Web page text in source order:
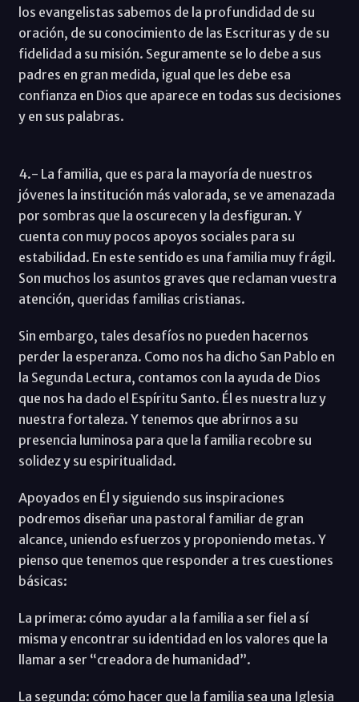
los evangelistas sabemos de la profundidad de su
oración, de su conocimiento de las Escrituras y de su
fidelidad a su misión. Seguramente se lo debe a sus
padres en gran medida, igual que les debe esa
confianza en Dios que aparece en todas sus decisiones
y en sus palabras.
4.- La familia, que es para la mayoría de nuestros
jóvenes la institución más valorada, se ve amenazada
por sombras que la oscurecen y la desfiguran. Y
cuenta con muy pocos apoyos sociales para su
estabilidad. En este sentido es una familia muy frágil.
Son muchos los asuntos graves que reclaman vuestra
atención, queridas familias cristianas.
Sin embargo, tales desafíos no pueden hacernos
perder la esperanza. Como nos ha dicho San Pablo en
la Segunda Lectura, contamos con la ayuda de Dios
que nos ha dado el Espíritu Santo. Él es nuestra luz y
nuestra fortaleza. Y tenemos que abrirnos a su
presencia luminosa para que la familia recobre su
solidez y su espiritualidad.
Apoyados en Él y siguiendo sus inspiraciones
podremos diseñar una pastoral familiar de gran
alcance, uniendo esfuerzos y proponiendo metas. Y
pienso que tenemos que responder a tres cuestiones
básicas:
La primera: cómo ayudar a la familia a ser fiel a sí
misma y encontrar su identidad en los valores que la
llamar a ser “creadora de humanidad”.
La segunda: cómo hacer que la familia sea una Iglesia